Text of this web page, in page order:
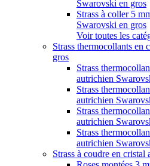
Swarovski en gros
Strass à coller 5
Swarovski en gros
Voir toutes les
Strass thermocollants en
gros
Strass
autrichien
Strass
autrichien
Strass
autrichien
Strass
autrichien
Strass à coudre en